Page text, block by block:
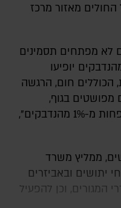
החולים מאזור מרכז
80% מהנדבקים לא מפתחים תסמינים
מערב הנילוס. לכ-20% מהנדבקים יופיעו
הכוללים חום, הרגשה
מפושטים בגוף,
וסיבוכים נוירולוגיים יופיעו אצל פחות מ-1% מהנדבקים",
יתושים ובאביזרים
המגורים, וכן להפעיל